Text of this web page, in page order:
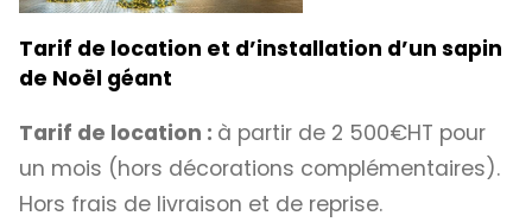
Tarif de location et d’installation d’un sapin
de Noël géant
Tarif de location : à partir de 2 500€HT pour
un mois (hors décorations complémentaires).
Hors frais de livraison et de reprise.